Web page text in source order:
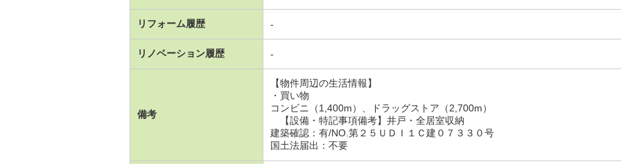
リフォーム履歴 -
リノベーション履歴 -
備考
【物件周辺の生活情報】
・買い物
コンビニ（1,400m）、ドラッグストア（2,700m）
【設備・特記事項備考】井戸・全居室収納
建築確認：有/NO.第２５ＵＤＩ１Ｃ建０７３３０号
国土法届出：不要